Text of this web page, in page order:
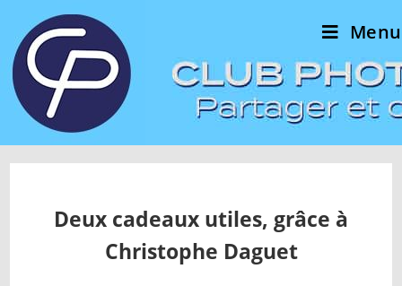
Menu
Deux cadeaux utiles, grâce à
Christophe Daguet